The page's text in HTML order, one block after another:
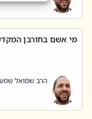
מי אשם בחורבן
הרב שמואל